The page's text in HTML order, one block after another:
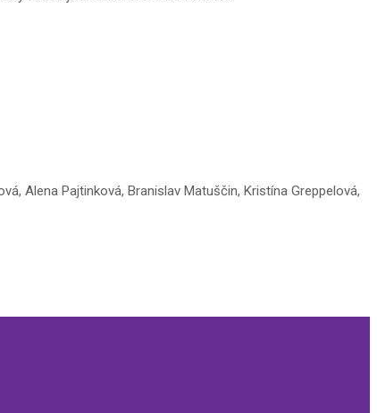
Alena Pajtinková, Branislav Matuščin, Kristína Greppelová,